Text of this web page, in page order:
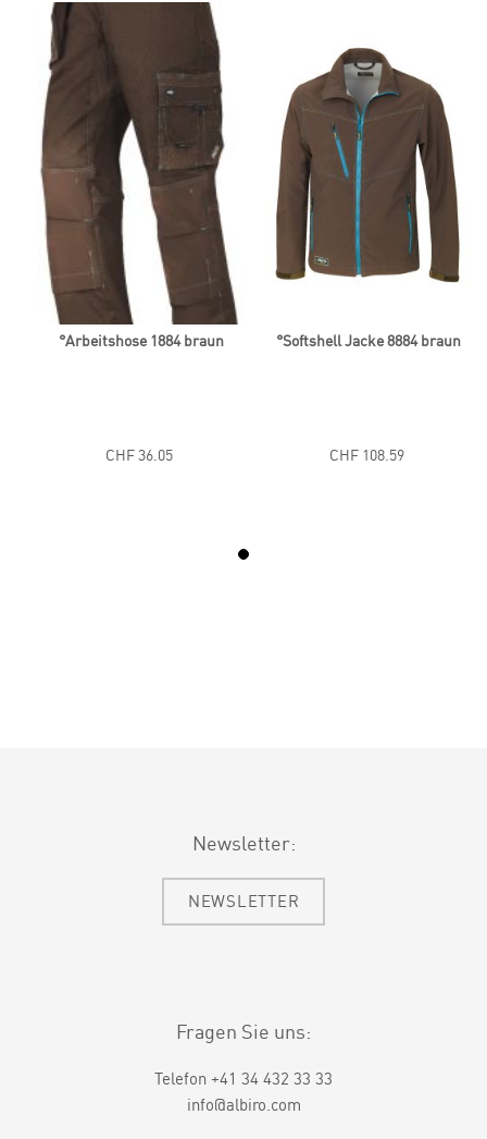
°Arbeitshose 1884 braun
CHF 36.05
°Softshell Jacke 8884 braun
CHF 108.59
Newsletter:
NEWSLETTER
Fragen Sie uns:
Telefon +41 34 432 33 33
info@albiro.com